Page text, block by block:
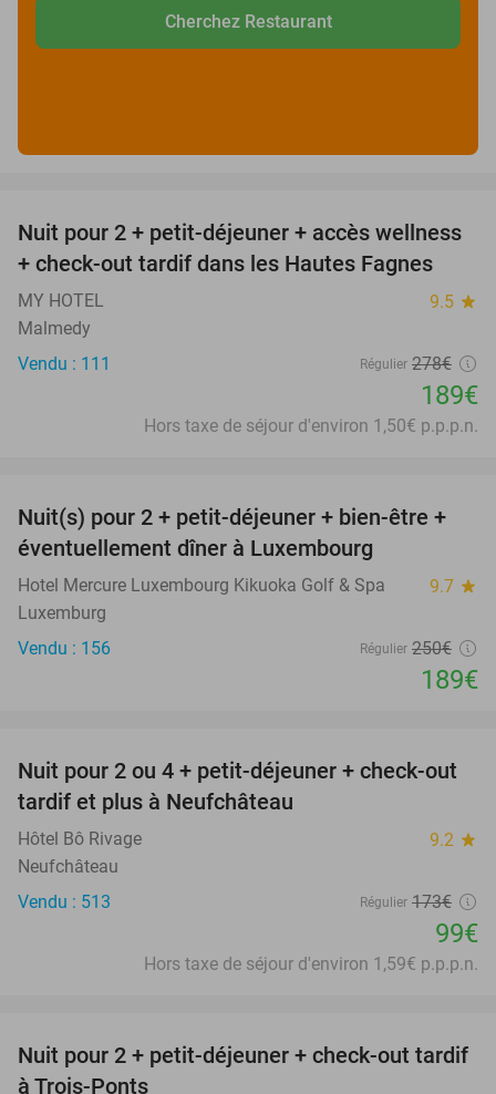
Cherchez Restaurant
32%
Nuit pour 2 + petit-déjeuner + accès wellness
+ check-out tardif dans les Hautes Fagnes
MY HOTEL 9.5 star
Malmedy
Vendu : 111
Régulier 278€
189€
Hors taxe de séjour d'environ 1,50€ p.p.p.n.
24%
Nuit(s) pour 2 + petit-déjeuner + bien-être +
éventuellement dîner à Luxembourg
Hotel Mercure Luxembourg Kikuoka Golf & Spa 9.7 star
Luxemburg
Vendu : 156
Régulier 250€
189€
43%
Nuit pour 2 ou 4 + petit-déjeuner + check-out
tardif et plus à Neufchâteau
Hôtel Bô Rivage 9.2 star
Neufchâteau
Vendu : 513
Régulier 173€
99€
Hors taxe de séjour d'environ 1,59€ p.p.p.n.
43%
Nuit pour 2 + petit-déjeuner + check-out tardif
à Trois-Ponts